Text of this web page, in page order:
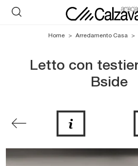
Home > Arredamento Casa >
Letto con
Bside